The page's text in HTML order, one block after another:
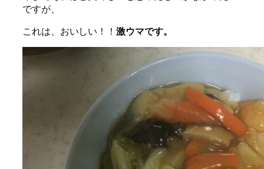
ですが、
これは、おいしい！！ 激ウマです。